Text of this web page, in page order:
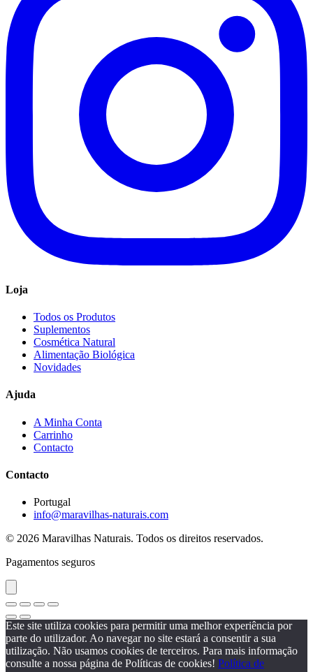
Loja
Todos os Produtos
Suplementos
Cosmética Natural
Alimentação Biológica
Novidades
Ajuda
A Minha Conta
Carrinho
Contacto
Contacto
Portugal
info@maravilhas-naturais.com
© 2026 Maravilhas Naturais. Todos os direitos reservados.
Pagamentos seguros
Este site utiliza cookies para permitir uma melhor experiência por
parte do utilizador. Ao navegar no site estará a consentir a sua
utilização. Não usamos cookies de terceiros. Para mais informação
consulte a nossa página de Políticas de cookies! Política de